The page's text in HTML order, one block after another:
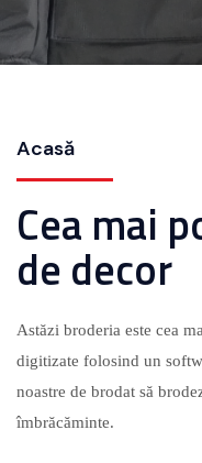
Acasă
Cea mai
de decor
Astăzi broderia este cea
digitizate folosind un
noastre de brodat să
îmbrăcăminte.